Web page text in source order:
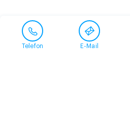
Telefon E-Mail